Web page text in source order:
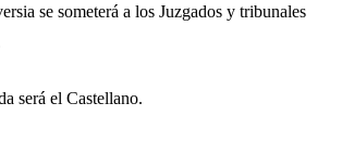
se someterá a los Juzgados y tribunales
será el Castellano.